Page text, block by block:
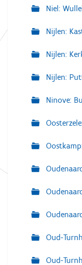
Niel:
Nijlen:
Nijlen:
Nijlen:
Ninove:
Oud-
Oud-